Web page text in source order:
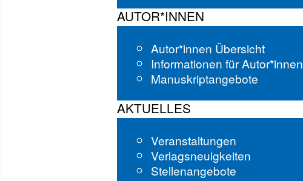
AUTOR*INNEN
Autor*innen Übersicht
Informationen für Autor*innen
Manuskriptangebote
AKTUELLES
Veranstaltungen
Verlagsneuigkeiten
Stellenangebote